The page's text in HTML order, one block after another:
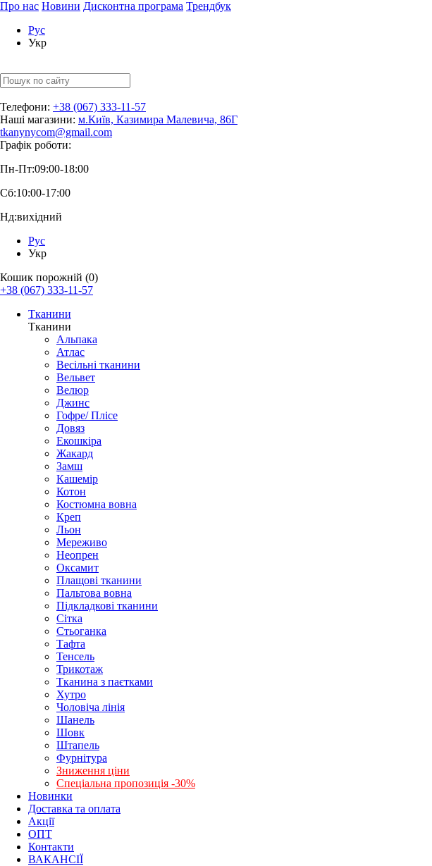
Про нас Новини Дисконтна програма Трендбук
Рус
Укр
Телефони: +38 (067) 333-11-57
Наші магазини: м.Київ, Казимира Малевича, 86Г
tkanynycom@gmail.com
Графік роботи:
Пн-Пт:09:00-18:00
Сб:10:00-17:00
Нд:вихідний
Рус
Укр
Кошик порожній (0)
+38 (067) 333-11-57
Тканини
Тканини
Альпака
Атлас
Весільні тканини
Вельвет
Велюр
Джинс
Гофре/ Плісе
Довяз
Екошкіра
Жакард
Замш
Кашемір
Котон
Костюмна вовна
Креп
Льон
Мереживо
Неопрен
Оксамит
Плащові тканини
Пальтова вовна
Підкладкові тканини
Сітка
Стьоганка
Тафта
Тенсель
Трикотаж
Тканина з паєтками
Хутро
Чоловіча лінія
Шанель
Шовк
Штапель
Фурнітура
Зниження ціни
Спеціальна пропозиція -30%
Новинки
Доставка та оплата
Акції
ОПТ
Контакти
ВАКАНСІЇ